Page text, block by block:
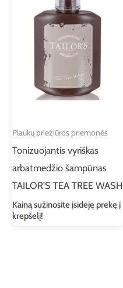
Plaukų priežiūros priemonės
Tonizuojantis vyriškas
arbatmedžio šampūnas
TAILOR’S TEA TREE WASH
Kainą sužinosite įsidėję prekę į
krepšelį!